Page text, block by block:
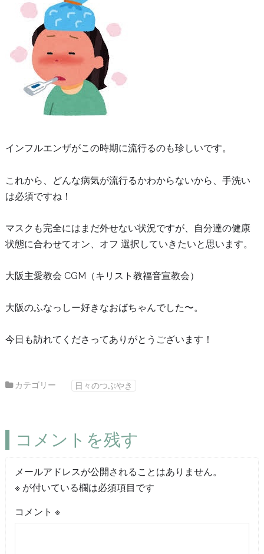
インフルエンザがこの時期に流行るのも珍しいです。
これから、どんな病気が流行るかわからないから、手洗い
は必須ですね！
マスクも完全にはまだ外せない状況ですが、自分達の健康
状態に合わせてオン、オフ 選択していきたいと思います。
大阪主愛教会 CGM（キリスト教福音宣教会）
大阪のふなっしー好きなおばちゃんでした〜。
今日も訪れてくださってありがとうございます！
カテゴリー 日々のつぶやき
コメントを残す
メールアドレスが公開されることはありません。
※が付いている欄は必須項目です
コメント ※